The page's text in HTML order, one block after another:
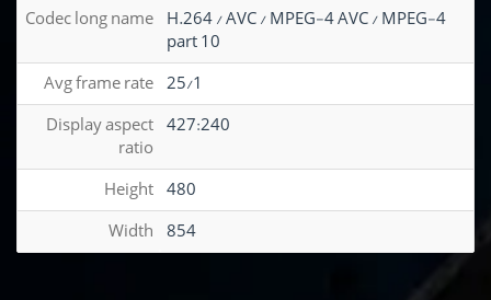
Codec long name H.264 / AVC / MPEG-4 AVC / MPEG-4
part 10
Avg frame rate 25/1
Display aspect
ratio
427:240
Height 480
Width 854